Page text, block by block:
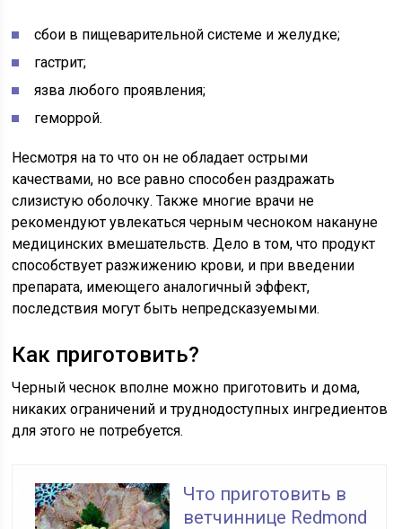
сбои в пищеварительной системе и желудке;
гастрит;
язва любого проявления;
геморрой.
Несмотря на то что он не обладает острыми
качествами, но все равно способен раздражать
слизистую оболочку. Также многие врачи не
рекомендуют увлекаться черным чесноком накануне
медицинских вмешательств. Дело в том, что продукт
способствует разжижению крови, и при введении
препарата, имеющего аналогичный эффект,
последствия могут быть непредсказуемыми.
Как приготовить?
Черный чеснок вполне можно приготовить и дома,
никаких ограничений и труднодоступных ингредиентов
для этого не потребуется.
Что приготовить в
ветчиннице Redmond